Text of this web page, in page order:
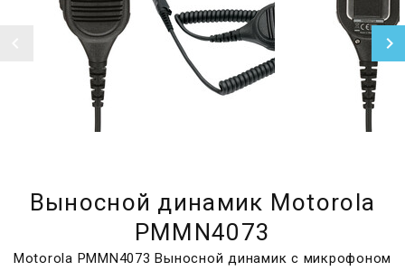
Выносной динамик Motorola
PMMN4073
Motorola PMMN4073 Выносной динамик с микрофоном